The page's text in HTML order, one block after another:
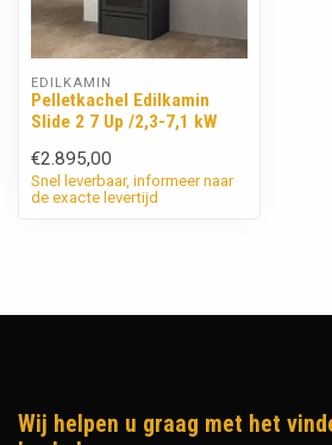
EDILKAMIN
Pelletkachel Edilkamin
Slide 2 7 Up /2,3-7,1 kW
€2.895,00
Snel leverbaar, informeer naar
de exacte levertijd
Wij helpen u graag met het